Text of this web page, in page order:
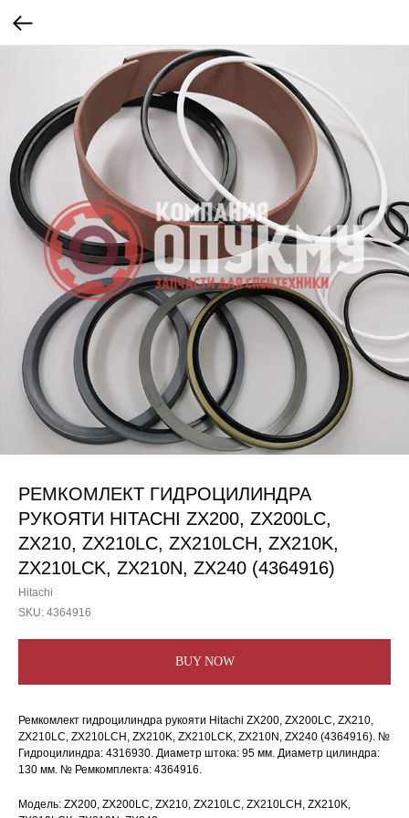
РЕМКОМЛЕКТ ГИДРОЦИЛИНДРА
РУКОЯТИ HITACHI ZX200, ZX200LC,
ZX210, ZX210LC, ZX210LCH, ZX210K,
ZX210LCK, ZX210N, ZX240 (4364916)
Hitachi
SKU: 4364916
BUY NOW
Ремкомлект гидроцилиндра рукояти Hitachi ZX200, ZX200LC, ZX210,
ZX210LC, ZX210LCH, ZX210K, ZX210LCK, ZX210N, ZX240 (4364916). №
Гидроцилиндра: 4316930. Диаметр штока: 95 мм. Диаметр цилиндра:
130 мм. № Ремкомплекта: 4364916.
Модель: ZX200, ZX200LC, ZX210, ZX210LC, ZX210LCH, ZX210K,